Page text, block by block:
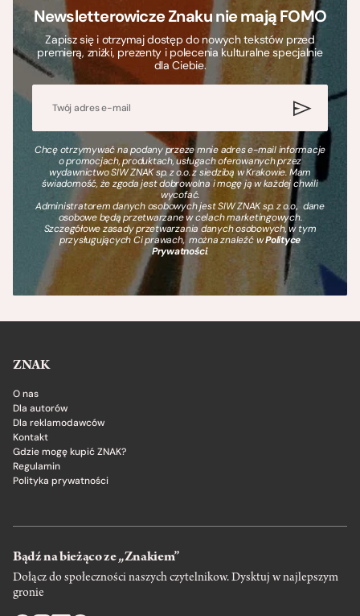
Newsletterowicze Znaku nie mają FOMO
Zapisz się i otrzymaj dostęp do nowych tekstów przed
premierą, zniżki, prezenty i polecenia kulturalne specjalnie
dla Ciebie.
Chcę otrzymywać na podany przeze mnie adres e-mail informacje
o promocjach, produktach, usługach oferowanych przez
wydawnictwo SIW ZNAK sp. z o.o. z siedzibą w Krakowie. Mam
świadomość, że zgoda jest dobrowolna i mogę ją w każdej chwili
wycofać.
Administratorem danych osobowych jest SIW ZNAK sp. z o.o., dane
osobowe będą przetwarzane w celach marketingowych.
Szczegółowe zasady przetwarzania danych osobowych, w tym
przysługujących Ci prawach, można znaleźć wPolityce
Prywatności.
ZNAK
O nas
Dla autorów
Dla reklamodawców
Kontakt
Gdzie mogę kupić ZNAK?
Regulamin
Polityka prywatności
Bądź na bieżąco ze „Znakiem”
Dołącz do społeczności naszych czytelnikow. Dysktuj w najlepszym
gronie